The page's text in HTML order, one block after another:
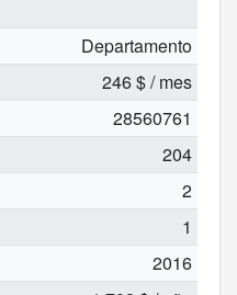
Departamento
246 $ / mes
28560761
204
2
1
2016